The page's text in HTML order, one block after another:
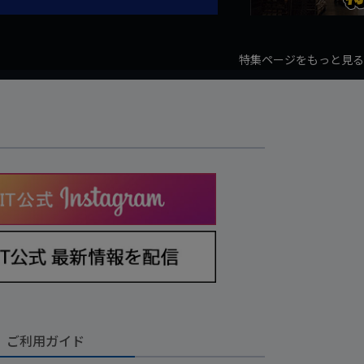
特集ページをもっと見る
ご利用ガイド